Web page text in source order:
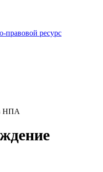
правовой ресурс
НПА